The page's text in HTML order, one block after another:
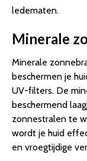
ledematen.
Minerale
Minerale
beschermen je
UV-filters. De
beschermend
zonnestralen te
wordt je huid
en vroegtijdige